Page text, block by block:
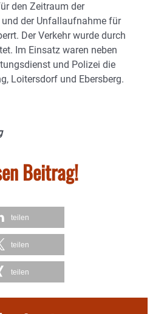
den Zeitraum der
der Unfallaufnahme für
Der Verkehr wurde durch
Im Einsatz waren neben
und Polizei die
Loitersdorf und Ebersberg.
Beitrag!
teilen
teilen
teilen